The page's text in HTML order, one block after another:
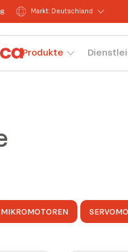
Markt: Deutschland
Produkte
MIKROMOTOREN